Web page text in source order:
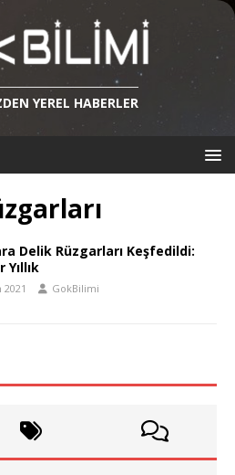
YEREL HABERLER
Delik Rüzgarları Keşfedildi:
Yıllık
GokBilimi